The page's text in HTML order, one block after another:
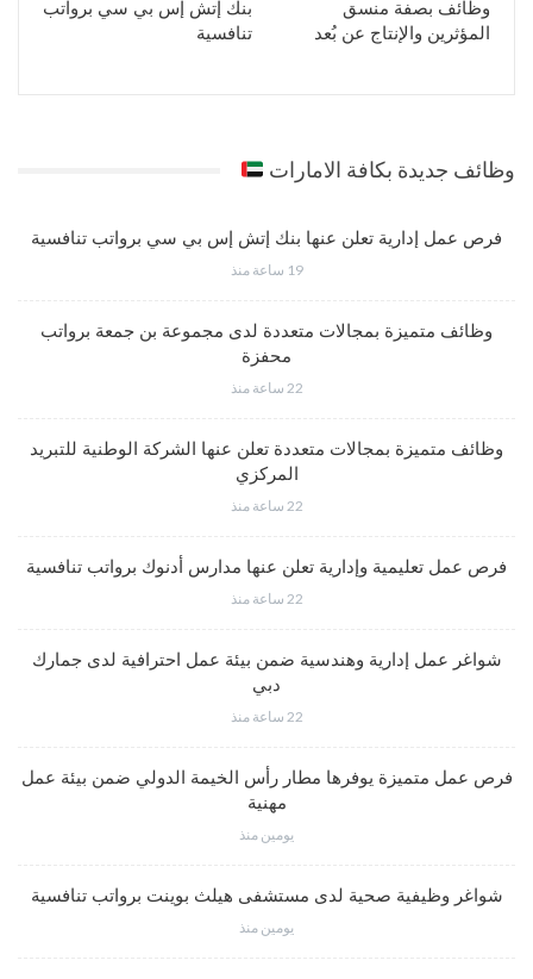
وظائف بصفة منسق
المؤثرين والإنتاج عن بُعد
بنك إتش إس بي سي برواتب
تنافسية
وظائف جديدة بكافة الامارات
فرص عمل إدارية تعلن عنها بنك إتش إس بي سي برواتب تنافسية
19 ساعة منذ
وظائف متميزة بمجالات متعددة لدى مجموعة بن جمعة برواتب
محفزة
22 ساعة منذ
وظائف متميزة بمجالات متعددة تعلن عنها الشركة الوطنية للتبريد
المركزي
22 ساعة منذ
فرص عمل تعليمية وإدارية تعلن عنها مدارس أدنوك برواتب تنافسية
22 ساعة منذ
شواغر عمل إدارية وهندسية ضمن بيئة عمل احترافية لدى جمارك
دبي
22 ساعة منذ
فرص عمل متميزة يوفرها مطار رأس الخيمة الدولي ضمن بيئة عمل
مهنية
يومين منذ
شواغر وظيفية صحية لدى مستشفى هيلث بوينت برواتب تنافسية
يومين منذ